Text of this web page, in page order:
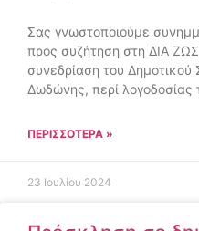
Σας γνωστοποιούμε
προς συζήτηση στη ΔΙΑ
συνεδρίαση του Δημοτικού
Δωδώνης, περί λογοδοσίας
ΠΕΡΙΣΣΌΤΕΡΑ »
23 Ιουλίου 2024